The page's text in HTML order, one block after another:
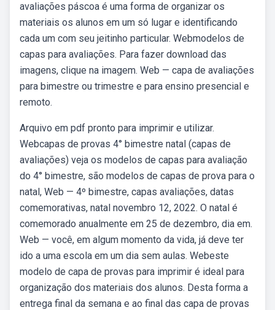
avaliações páscoa é uma forma de organizar os
materiais os alunos em um só lugar e identificando
cada um com seu jeitinho particular. Webmodelos de
capas para avaliações. Para fazer download das
imagens, clique na imagem. Web — capa de avaliações
para bimestre ou trimestre e para ensino presencial e
remoto.
Arquivo em pdf pronto para imprimir e utilizar.
Webcapas de provas 4° bimestre natal (capas de
avaliações) veja os modelos de capas para avaliação
do 4° bimestre, são modelos de capas de prova para o
natal, Web — 4º bimestre, capas avaliações, datas
comemorativas, natal novembro 12, 2022. O natal é
comemorado anualmente em 25 de dezembro, dia em.
Web — você, em algum momento da vida, já deve ter
ido a uma escola em um dia sem aulas. Webeste
modelo de capa de provas para imprimir é ideal para
organização dos materiais dos alunos. Desta forma a
entrega final da semana e ao final das capa de provas